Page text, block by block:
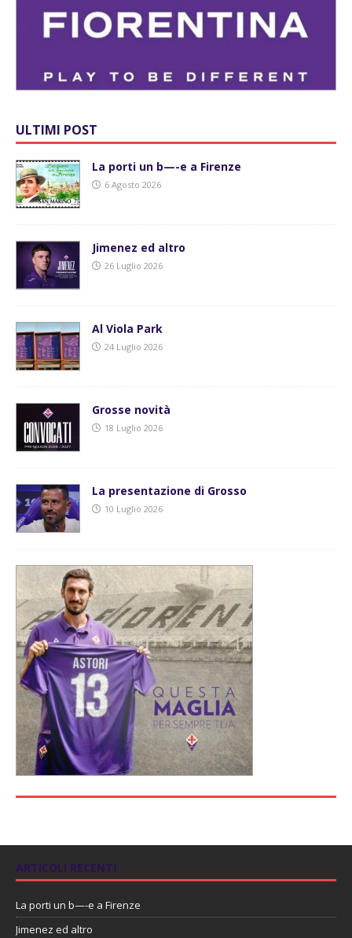
ULTIMI POST
La porti un b—-e a Firenze
6 Agosto 2026
Jimenez ed altro
26 Luglio 2026
Al Viola Park
24 Luglio 2026
Grosse novità
18 Luglio 2026
La presentazione di Grosso
10 Luglio 2026
ARTICOLI RECENTI
La porti un b—-e a Firenze
Jimenez ed altro